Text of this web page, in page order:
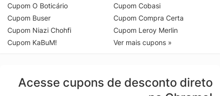
Cupom O Boticário
Cupom Buser
Cupom Niazi Chohfi
Cupom KaBuM!
Cupom Cobasi
Cupom Compra Certa
Cupom Leroy Merlin
Ver mais cupons »
Acesse cupons de desconto direto